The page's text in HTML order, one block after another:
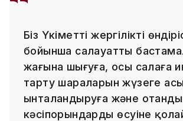
Біз Үкіметті жергілікті
бойынша салауатты
жағына шығуға, осы салаға
тарту шараларын жүзеге
ынталандыруға және
кәсіпорындардың өсуіне